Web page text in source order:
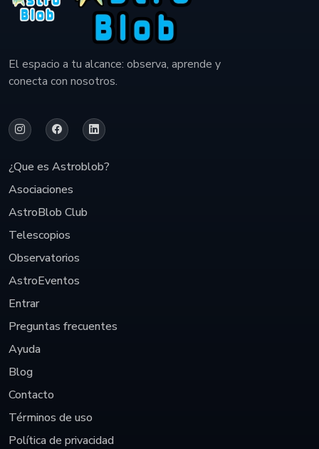
El espacio a tu alcance: observa, aprende y
conecta con nosotros.
¿Que es Astroblob?
Asociaciones
AstroBlob Club
Telescopios
Observatorios
AstroEventos
Entrar
Preguntas frecuentes
Ayuda
Blog
Contacto
Términos de uso
Política de privacidad